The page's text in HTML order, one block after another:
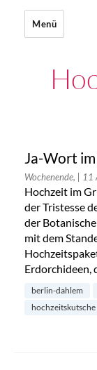
Menü
Ja-Wort
Wochenende, |
Hochzeit im
der Tristesse
der
mit dem
Erdorchideen,
berlin-dahlem
hochzeitskutsche